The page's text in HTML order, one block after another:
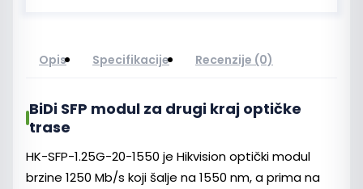
Opis Specifikacije Recenzije (0)
BiDi SFP modul za drugi kraj optičke
trase
HK-SFP-1.25G-20-1550 je Hikvision optički modul
brzine 1250 Mb/s koji šalje na 1550 nm, a prima na